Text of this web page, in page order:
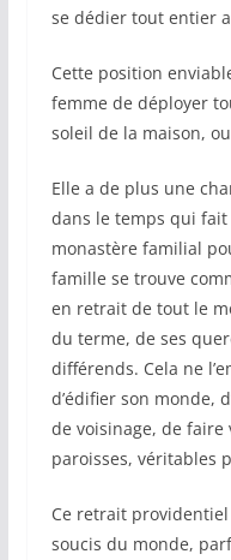
se dédier tout entier
Cette position
femme de déployer
soleil de la maison,
Elle a de plus une
dans le temps qui
monastère familial
famille se trouve
en retrait de tout le
du terme, de ses
différends. Cela ne
d’édifier son monde,
de voisinage, de faire
paroisses, véritables
Ce retrait
soucis du monde,